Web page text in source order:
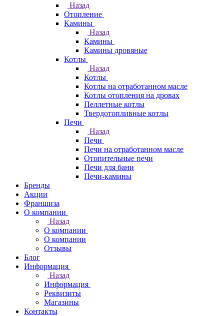
Назад
Отопление
Камины
Назад
Камины
Камины дровяные
Котлы
Назад
Котлы
Котлы на отработанном масле
Котлы отопления на дровах
Пеллетные котлы
Твердотопливные котлы
Печи
Назад
Печи
Печи на отработанном масле
Отопительные печи
Печи для бани
Печи-камины
Бренды
Акции
Франшиза
О компании
Назад
О компании
О компании
Отзывы
Блог
Информация
Назад
Информация
Реквизиты
Магазины
Контакты